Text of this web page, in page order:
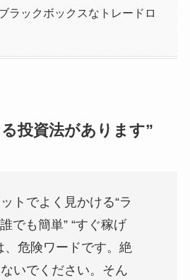
ラックボックスなトレードロ
投資法があります”
トでよく見かける“ラ
でも簡単” “すぐ稼げ
、危険ワードです。絶
いでください。そん